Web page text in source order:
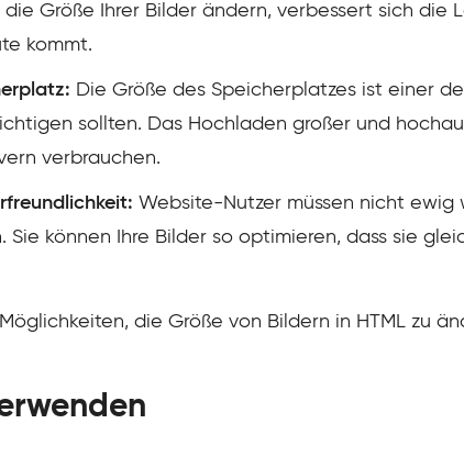
Größe Ihrer Bilder ändern, verbessert sich die
kommt.
Die Größe des Speicherplatzes ist einer
sollten. Das Hochladen großer und
verbrauchen.
Website-Nutzer müssen nicht ewig
können Ihre Bilder so optimieren, dass sie
die Größe von Bildern in HTML zu